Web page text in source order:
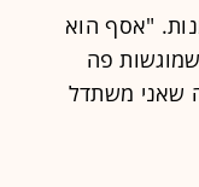
"אסף הוא
פה
שאני משתדל